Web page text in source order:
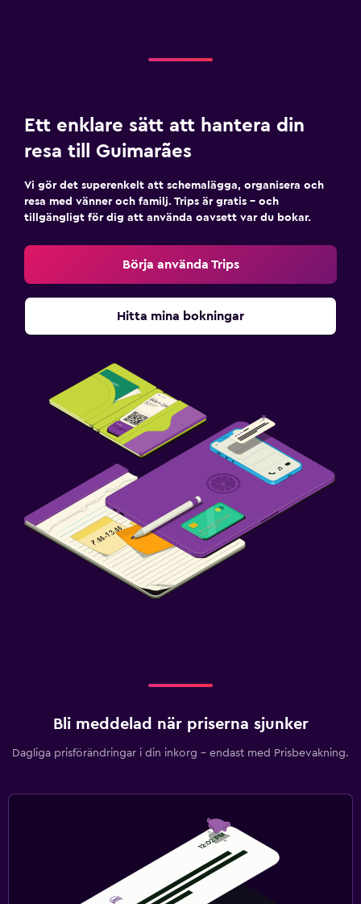
Ett enklare sätt att hantera din
resa till Guimarães
Vi gör det superenkelt att schemalägga, organisera och
resa med vänner och familj. Trips är gratis – och
tillgängligt för dig att använda oavsett var du bokar.
Börja använda Trips
Hitta mina bokningar
Bli meddelad när priserna sjunker
Dagliga prisförändringar i din inkorg – endast med Prisbevakning.